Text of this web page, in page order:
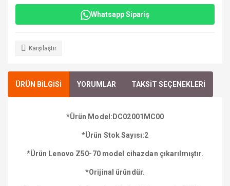
Whatsapp Sipariş
Karşılaştır
ÜRÜN BİLGİSİ YORUMLAR TAKSİT SEÇENEKLERİ
*Ürün Model:DC02001MC00
*Ürün Stok Sayısı:2
*Ürün Lenovo Z50-70 model cihazdan çıkarılmıştır.
*Orijinal üründür.